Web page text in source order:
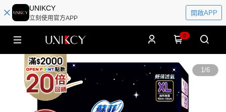
UNIKCY
立刻使用官方APP
開啟APP
0
1/6